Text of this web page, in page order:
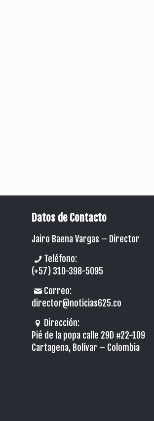
Datos de Contacto
Jairo Baena Vargas – Director
Teléfono:
(+57) 310-398-5095
Correo:
director@noticias625.co
Dirección:
Pié de la popa calle 29D #22-109
Cartagena, Bolívar – Colombia